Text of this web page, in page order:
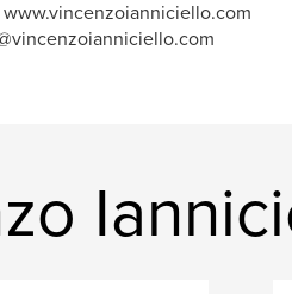
www.vincenzoianniciello.com